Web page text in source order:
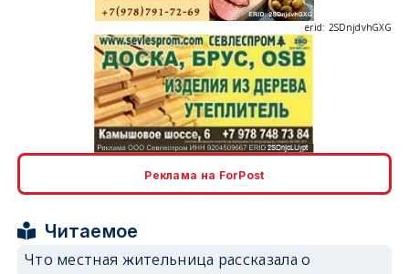
erid: 2SDnjdvhGXG
erid: 2SDnjcLUypt
Реклама на ForPost
Читаемое
Что местная жительница рассказала о